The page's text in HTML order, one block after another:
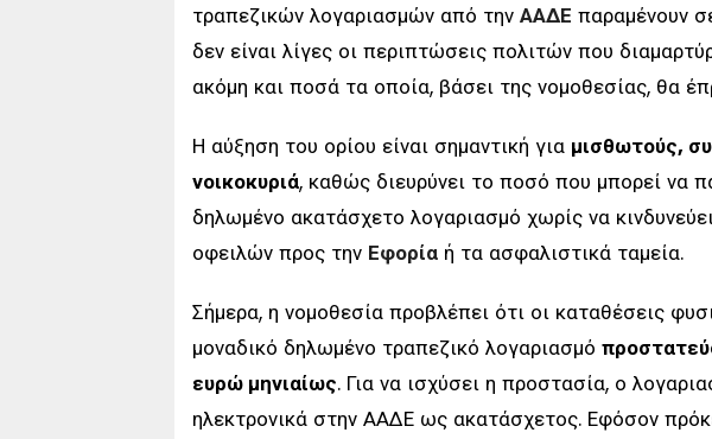
τραπεζικών λογαριασμών από την ΑΑΔΕ παραμένουν
δεν είναι λίγες οι περιπτώσεις πολιτών που
ακόμη και ποσά τα οποία, βάσει της νομοθεσίας, θα
Η αύξηση του ορίου είναι σημαντική για μισθωτούς,
νοικοκυριά, καθώς διευρύνει το ποσό που μπορεί να
δηλωμένο ακατάσχετο λογαριασμό χωρίς να
οφειλών προς την Εφορία ή τα ασφαλιστικά ταμεία.
Σήμερα, η νομοθεσία προβλέπει ότι οι καταθέσεις
μοναδικό δηλωμένο τραπεζικό λογαριασμό
ευρώ μηνιαίως. Για να ισχύσει η προστασία, ο
ηλεκτρονικά στην ΑΑΔΕ ως ακατάσχετος. Εφόσον